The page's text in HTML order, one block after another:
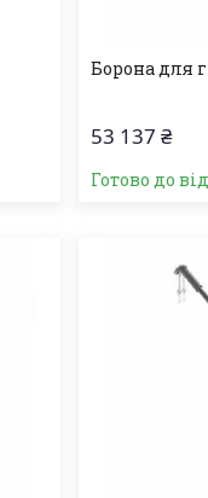
Борона для
53 137 ₴
Готово до